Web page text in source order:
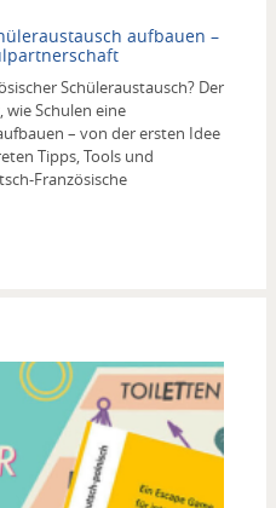
aufbauen –
Schüleraustausch? Der
Schulen eine
– von der ersten Idee
Tipps, Tools und
Französische